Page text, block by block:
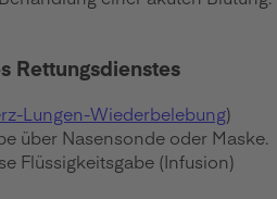
Rettungsdienstes
Lungen-Wiederbelebung)
über Nasensonde oder Maske.
Flüssigkeitsgabe (Infusion)